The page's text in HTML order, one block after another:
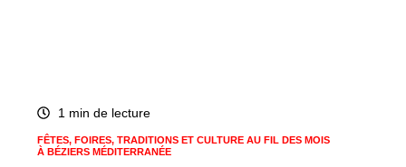
1 min de lecture
FÊTES, FOIRES, TRADITIONS ET CULTURE AU FIL DES MOIS
À BÉZIERS MÉDITERRANÉE